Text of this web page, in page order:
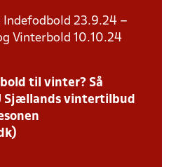
Indefodbold 23.9.24 –
Vinterbold 10.10.24
til vinter? Så
Sjællands vintertilbud